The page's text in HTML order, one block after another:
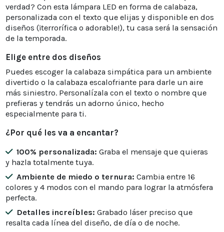
verdad? Con esta lámpara LED en forma de calabaza,
personalizada con el texto que elijas y disponible en dos
diseños (¡terrorífica o adorable!), tu casa será la sensación
de la temporada.
Elige entre dos diseños
Puedes escoger la calabaza simpática para un ambiente
divertido o la calabaza escalofriante para darle un aire
más siniestro. Personalízala con el texto o nombre que
prefieras y tendrás un adorno único, hecho
especialmente para ti.
¿Por qué les va a encantar?
100% personalizada: Graba el mensaje que quieras
y hazla totalmente tuya.
Ambiente de miedo o ternura: Cambia entre 16
colores y 4 modos con el mando para lograr la atmósfera
perfecta.
Detalles increíbles: Grabado láser preciso que
resalta cada línea del diseño, de día o de noche.